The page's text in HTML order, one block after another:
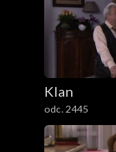
Klan
odc. 2445